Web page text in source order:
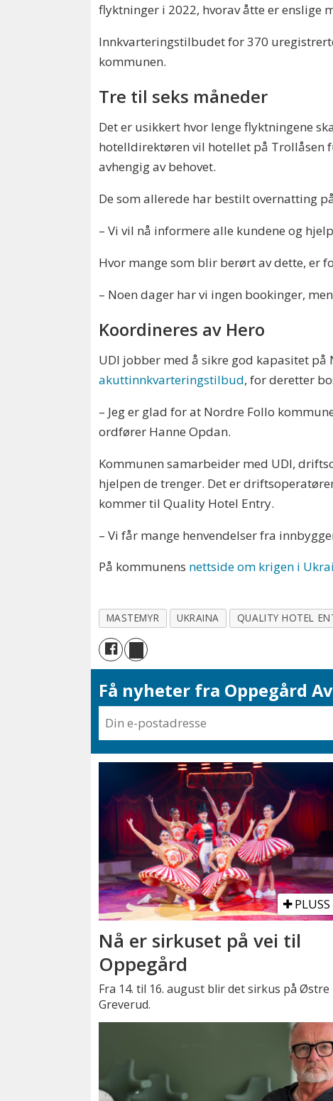
flyktninger i 2022, hvorav åtte er enslige
Innkvarteringstilbudet for 370
kommunen.
Tre til seks måneder
Det er usikkert hvor lenge flyktningene
hotelldirektøren vil hotellet på Trollåsen
avhengig av behovet.
De som allerede har bestilt overnatting
– Vi vil nå informere alle kundene og
Hvor mange som blir berørt av dette, er
– Noen dager har vi ingen bookinger,
Koordineres av Hero
UDI jobber med å sikre god kapasitet
akuttinnkvarteringstilbud, for deretter
– Jeg er glad for at Nordre Follo
ordfører Hanne Opdan.
Kommunen samarbeider med UDI,
hjelpen de trenger. Det er
kommer til Quality Hotel Entry.
– Vi får mange henvendelser fra
På kommunens nettside om krigen i
MASTEMYR UKRAINA QUALITY HOTEL
Få nyheter fra Oppegård
PLUSS
Nå er sirkuset på vei til
Oppegård
Fra 14. til 16. august blir det sirkus på Østre
Greverud.